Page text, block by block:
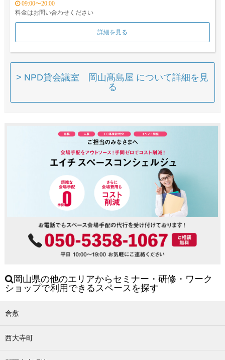
09:00〜20:00
料金はお問い合わせください
詳細を見る
> NPD貸会議室 岡山髙島屋 について詳細を見
る
岡山県の他のエリアからセミナー・研修・ワーク
ショップで利用できるスペースを探す
倉敷
西大寺町